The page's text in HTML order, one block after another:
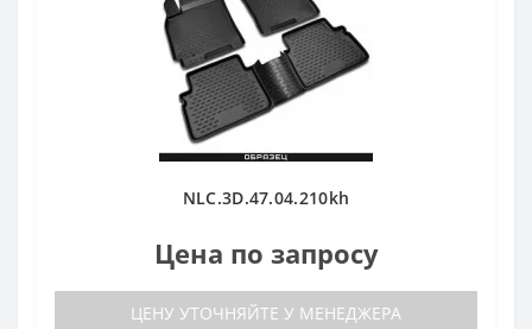
NLC.3D.47.04.210kh
Цена по запросу
ЦЕНУ УТОЧНЯЙТЕ У МЕНЕДЖЕРА